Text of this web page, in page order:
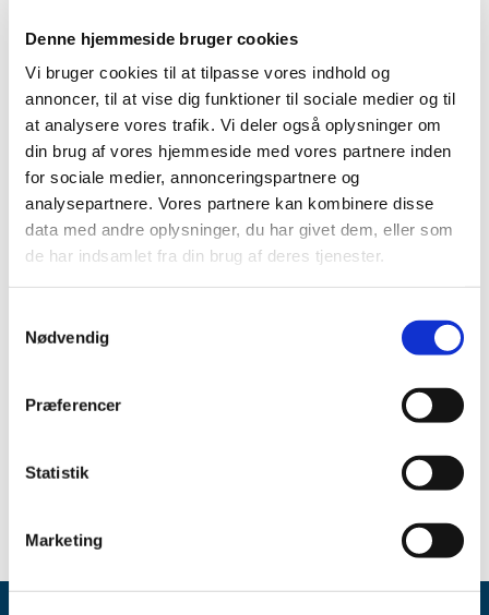
Denne hjemmeside bruger cookies
Vi bruger cookies til at tilpasse vores indhold og
annoncer, til at vise dig funktioner til sociale medier og til
at analysere vores trafik. Vi deler også oplysninger om
din brug af vores hjemmeside med vores partnere inden
for sociale medier, annonceringspartnere og
analysepartnere. Vores partnere kan kombinere disse
data med andre oplysninger, du har givet dem, eller som
de har indsamlet fra din brug af deres tjenester.
Nødvendig
Præferencer
Statistik
Marketing
patienter fejlagtigt har taget måltids-insulin Fiasp, som
Alle (83)
TID
2026 (8)
2025 (11)
2021 (14)
2019 (7)
marts (1)